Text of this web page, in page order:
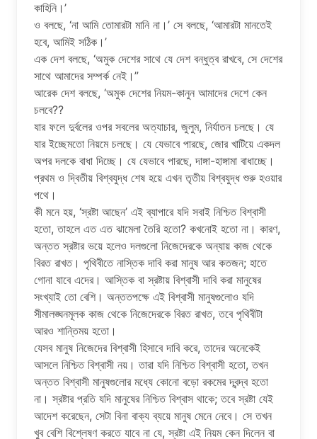
কাহিনি।’
ও বলছে, ‘না আমি তোমারটা মানি না।’ সে বলছে, ‘আমারটা মানতেই
হবে, আমিই সঠিক।’
এক দেশ বলছে, ‘অমুক দেশের সাথে যে দেশ বন্ধুত্ব রাখবে, সে দেশের
সাথে আমাদের সম্পর্ক নেই।”
আরেক দেশ বলছে, ‘অমুক দেশের নিয়ম-কানুন আমাদের দেশে কেন
চলবে??
যার ফলে দুর্বলের ওপর সবলের অত্যাচার, জুলুম, নির্যাতন চলছে। যে
যার ইচ্ছেমতো নিয়মে চলছে। যে যেভাবে পারছে, জোর খাটিয়ে একদল
অপর দলকে বাধা দিচ্ছে। যে যেভাবে পারছে, দাঙ্গা-হাঙ্গামা বাধাচ্ছে।
প্রথম ও দ্বিতীয় বিশ্বযুদ্ধ শেষ হয়ে এখন তৃতীয় বিশ্বযুদ্ধ শুরু হওয়ার
পথে।
কী মনে হয়, ‘স্রষ্টা আছেন’ এই ব্যাপারে যদি সবাই নিশ্চিত বিশ্বাসী
হতো, তাহলে এত এত ঝামেলা তৈরি হতো? কখনোই হতো না। কারণ,
অন্তত স্রষ্টার ভয়ে হলেও দলগুলো নিজেদেরকে অন্যায় কাজ থেকে
বিরত রাখত। পৃথিবীতে নাস্তিক দাবি করা মানুষ আর কতজন; হাতে
গোনা যাবে এদের। আস্তিক বা স্রষ্টায় বিশ্বাসী দাবি করা মানুষের
সংখ্যাই তো বেশি। অন্ততপক্ষে এই বিশ্বাসী মানুষগুলোও যদি
সীমালঙ্ঘনমূলক কাজ থেকে নিজেদেরকে বিরত রাখত, তবে পৃথিবীটা
আরও শান্তিময় হতো।
যেসব মানুষ নিজেদের বিশ্বাসী হিসাবে দাবি করে, তাদের অনেকেই
আসলে নিশ্চিত বিশ্বাসী নয়। তারা যদি নিশ্চিত বিশ্বাসী হতো, তখন
অন্তত বিশ্বাসী মানুষগুলোর মধ্যে কোনো বড়ো রকমের দ্বন্দ্ব হতো
না। স্রষ্টার প্রতি যদি মানুষের নিশ্চিত বিশ্বাস থাকে; তবে স্রষ্টা যেই
আদেশ করেছেন, সেটা বিনা বাক্য ব্যয়ে মানুষ মেনে নেবে। সে তখন
খুব বেশি বিশ্লেষণ করতে যাবে না যে, স্রষ্টা এই নিয়ম কেন দিলেন বা